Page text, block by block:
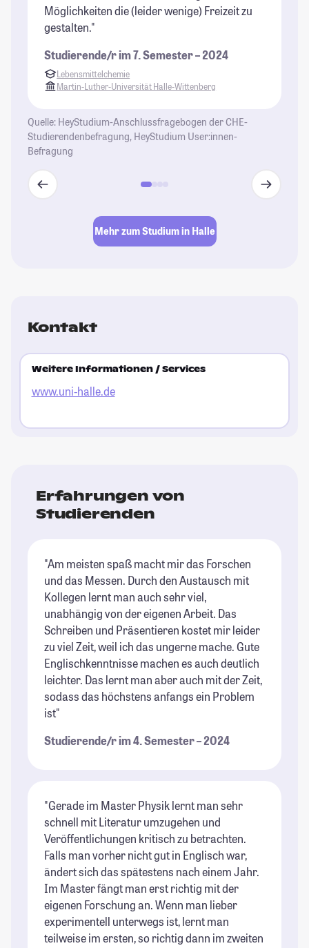
Möglichkeiten die (leider wenige) Freizeit zu
gestalten."
Studierende/r im 7. Semester – 2024
Lebensmittelchemie
Martin-Luther-Universität Halle-Wittenberg
Quelle: HeyStudium-Anschlussfragebogen der CHE-
Studierendenbefragung, HeyStudium User:innen-
Befragung
Mehr zum Studium in Halle
Kontakt
Weitere Informationen / Services
www.uni-halle.de
Erfahrungen von
Studierenden
"Am meisten spaß macht mir das Forschen
und das Messen. Durch den Austausch mit
Kollegen lernt man auch sehr viel,
unabhängig von der eigenen Arbeit. Das
Schreiben und Präsentieren kostet mir leider
zu viel Zeit, weil ich das ungerne mache. Gute
Englischkenntnisse machen es auch deutlich
leichter. Das lernt man aber auch mit der Zeit,
sodass das höchstens anfangs ein Problem
ist"
Studierende/r im 4. Semester – 2024
"Gerade im Master Physik lernt man sehr
schnell mit Literatur umzugehen und
Veröffentlichungen kritisch zu betrachten.
Falls man vorher nicht gut in Englisch war,
ändert sich das spätestens nach einem Jahr.
Im Master fängt man erst richtig mit der
eigenen Forschung an. Wenn man lieber
experimentell unterwegs ist, lernt man
teilweise im ersten, so richtig dann im zweiten